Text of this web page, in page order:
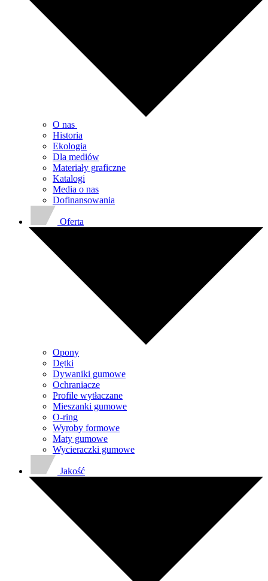
O nas
Historia
Ekologia
Dla mediów
Materiały graficzne
Katalogi
Media o nas
Dofinansowania
Oferta
Opony
Dętki
Dywaniki gumowe
Ochraniacze
Profile wytłaczane
Mieszanki gumowe
O-ring
Wyroby formowe
Maty gumowe
Wycieraczki gumowe
Jakość